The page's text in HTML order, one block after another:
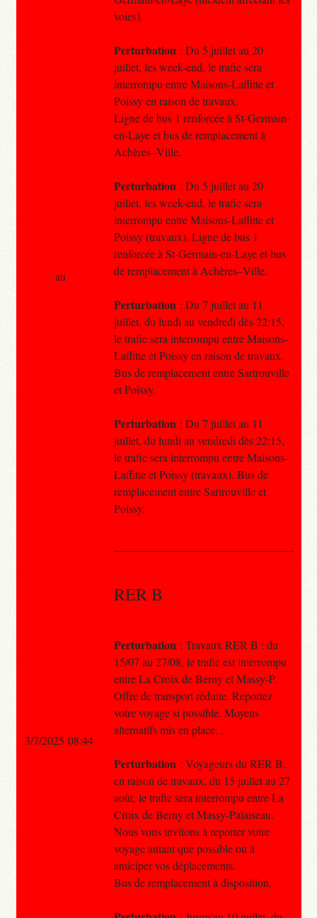
voies).
Perturbation : Du 5 juillet au 20
juillet, les week-end, le trafic sera
interrompu entre Maisons-Laffitte et
Poissy en raison de travaux.
Ligne de bus 1 renforcée à St-Germain-
en-Laye et bus de remplacement à
Achères–Ville.
Perturbation : Du 5 juillet au 20
juillet, les week-end, le trafic sera
interrompu entre Maisons-Laffitte et
Poissy (travaux). Ligne de bus 1
renforcée à St-Germain-en-Laye et bus
de remplacement à Achères–Ville.
Perturbation : Du 7 juillet au 11
juillet, du lundi au vendredi dès 22:15,
le trafic sera interrompu entre Maisons-
Laffitte et Poissy en raison de travaux.
Bus de remplacement entre Sartrouville
et Poissy.
Perturbation : Du 7 juillet au 11
juillet, du lundi au vendredi dès 22:15,
le trafic sera interrompu entre Maisons-
Laffitte et Poissy (travaux). Bus de
remplacement entre Sartrouville et
Poissy.
RER B
Perturbation : Travaux RER B : du
15/07 au 27/08, le trafic est interrompu
entre La Croix de Berny et Massy-P.
Offre de transport réduite. Reportez
votre voyage si possible. Moyens
alternatifs mis en place. .
Perturbation : Voyageurs du RER B,
en raison de travaux, du 15 juillet au 27
août, le trafic sera interrompu entre La
Croix de Berny et Massy-Palaiseau.
Nous vous invitons à reporter votre
voyage autant que possible ou à
anticiper vos déplacements.
Bus de remplacement à disposition.
au
3/7/2025 08:44